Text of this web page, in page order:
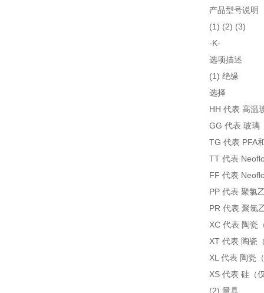
产品型号说明
(1) (2) (3)
-K-
选项描述
(1) 绝缘
选择
HH 代表 高温
GG 代表 玻璃
TG 代表 PFA
TT 代表
FF 代表
PP 代表 聚氯
PR 代表 聚氯
XC 代表 陶瓷
XT 代表 陶瓷
XL 代表 陶瓷
XS 代表 硅（
(2) 量具